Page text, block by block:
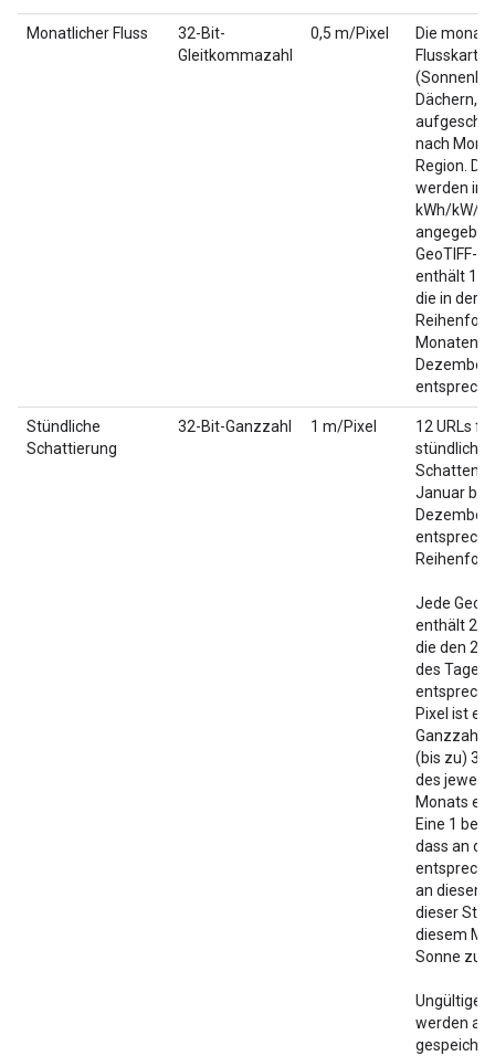
Monatlicher Fluss
32-Bit-
Gleitkommazahl
0,5 m/Pixel
Die
Flusskarte
Dächern,
nach
Region.
werden in
kWh/kW/
GeoTIFF-
enthält 12
die in der
Monaten
Dezember
Stündliche
Schattierung
32-Bit-Ganzzahl 1 m/Pixel
12 URLs für
stündliche
Januar bis
Dezember
Jede
enthält 24
die den 24
des Tages
Pixel ist
Ganzzahl,
(bis zu) 31
des
Monats
Eine 1
dass an
an diesem
dieser
diesem
Sonne zu
Ungültige
werden als